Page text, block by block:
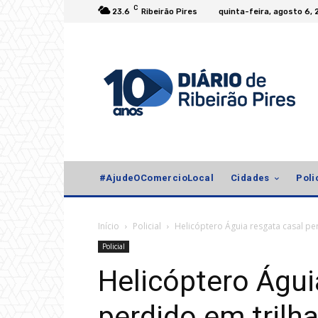
23.6 C Ribeirão Pires quinta-feira, agosto 6,
#AjudeOComercioLocal Cidades
Início Policial Helicóptero Águia resgata casal
Policial
Helicóptero